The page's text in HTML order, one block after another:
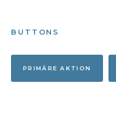
BUTTONS
PRIMÄRE AKTION